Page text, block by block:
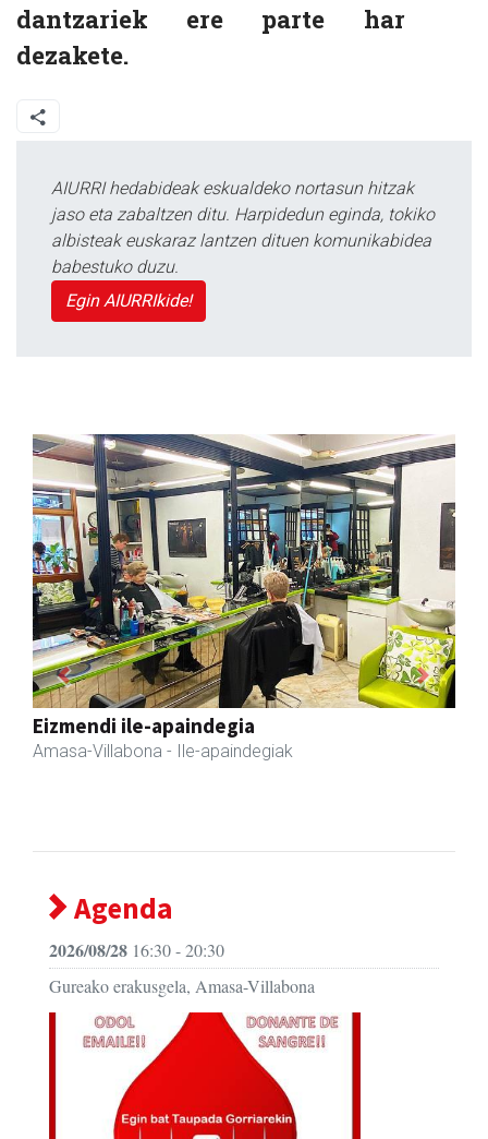
dantzariek ere parte har
dezakete.
AIURRI hedabideak eskualdeko nortasun hitzak
jaso eta zabaltzen ditu. Harpidedun eginda, tokiko
albisteak euskaraz lantzen dituen komunikabidea
babestuko duzu.
Egin AIURRIkide!
Akam espazioa
Amasa-Villabona - Arropa-dendak
Previous Next
Agenda
2026/08/28 16:30 - 20:30
Gureako erakusgela, Amasa-Villabona